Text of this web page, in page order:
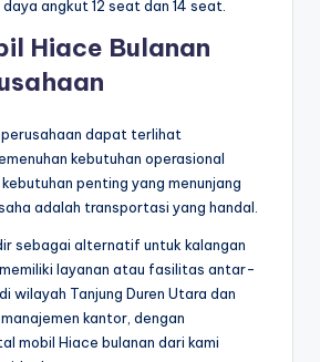
angkut 12 seat dan 14 seat.
Hiace Bulanan
dapat terlihat
kebutuhan operasional
penting yang menunjang
adalah transportasi yang handal.
sebagai alternatif untuk kalangan
layanan atau fasilitas antar-
wilayah Tanjung Duren Utara dan
kantor, dengan
mobil Hiace bulanan dari kami